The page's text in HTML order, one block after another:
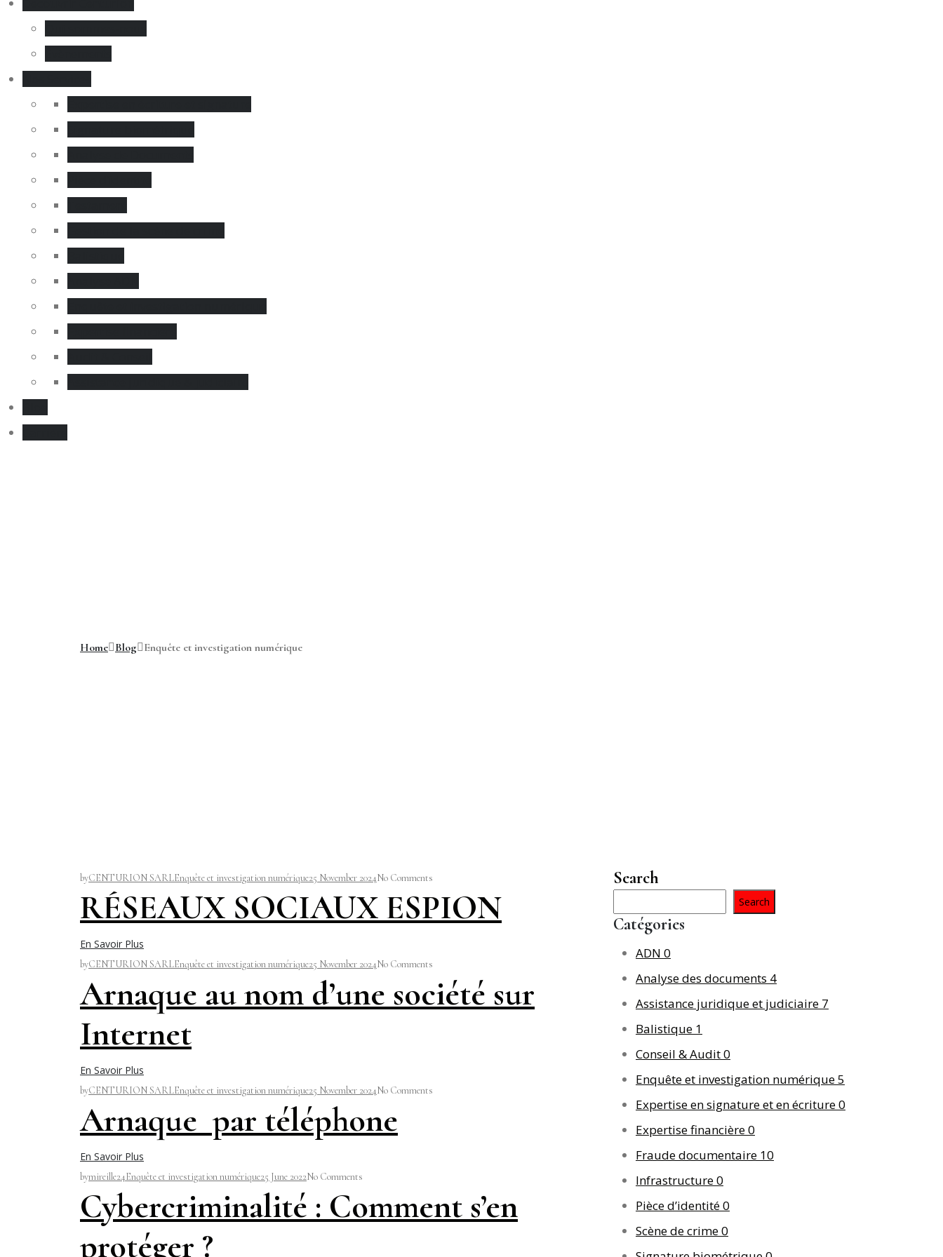
Home Blog Enquête et investigation numérique
byCENTURION SARLEnquête et investigation numérique25 November 2024No Comments
RÉSEAUX SOCIAUX ESPION
En Savoir Plus
byCENTURION SARLEnquête et investigation numérique25 November 2024No Comments
Arnaque au nom d’une société sur
Internet
En Savoir Plus
byCENTURION SARLEnquête et investigation numérique25 November 2024No Comments
Arnaque par téléphone
En Savoir Plus
bymireille24Enquête et investigation numérique25 June 2022No Comments
Cybercriminalité : Comment s’en
protéger ?
Search
Search
Catégories
ADN 0
Analyse des documents 4
Assistance juridique et judiciaire 7
Balistique 1
Conseil & Audit0
Enquête et investigation numérique5
Expertise en signature et en écriture0
Expertise financière0
Fraude documentaire 10
Infrastructure0
Pièce d’identité0
Scène de crime0